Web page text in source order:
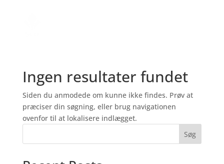
Ingen resultater fundet
Siden du anmodede om kunne ikke findes. Prøv at
præciser din søgning, eller brug navigationen
ovenfor til at lokalisere indlægget.
Søg